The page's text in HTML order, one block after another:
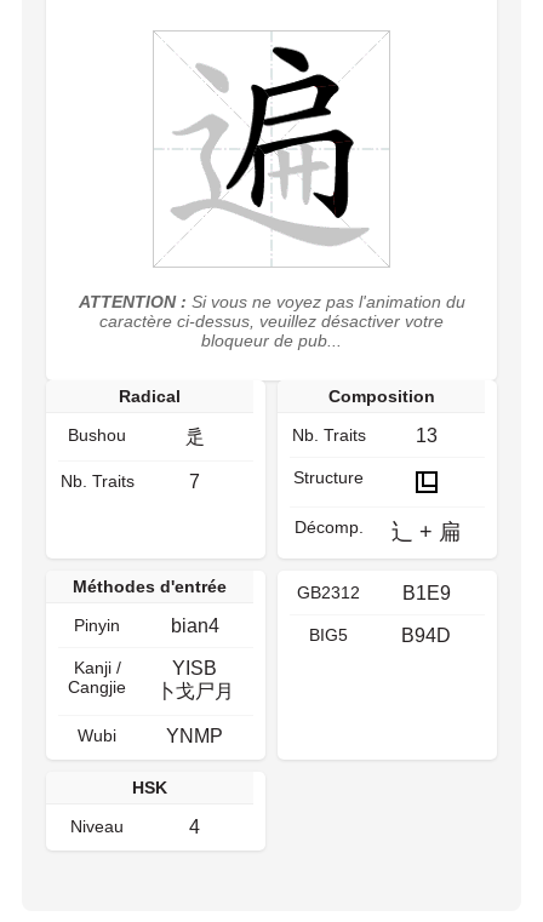
Radical
Bushou
辵
Nb. Traits 7
Composition
Nb. Traits
13
Structure
Décomp. 辶+ 扁
Méthodes d'entrée
Pinyin
bian4
Kanji /
Cangjie
YISB
卜戈尸月
Wubi YNMP
GB2312 B1E9
BIG5 B94D
HSK
Niveau
4
ATTENTION : Si vous ne voyez pas l'animation du
caractère ci-dessus, veuillez désactiver votre
bloqueur de pub...